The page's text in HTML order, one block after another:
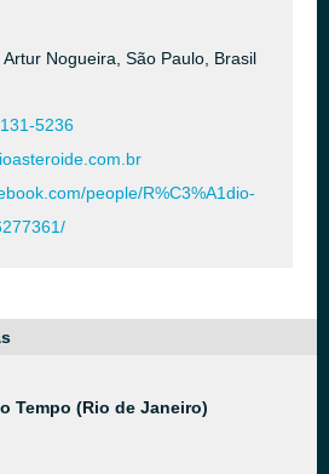
Nogueira, São Paulo, Brasil
5236
people/R%C3%A1dio-
Tempo (Rio de Janeiro)